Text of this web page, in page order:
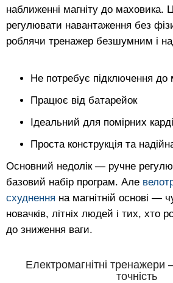
наближенні магніту до маховика.
регулювати навантаження без
роблячи тренажер безшумним і
Не потребує підключення до
Працює від батарейок
Ідеальний для помірних
Проста конструкція та
Основний недолік — ручне
базовий набір програм. Але
схуднення на магнітній основі —
новачків, літніх людей і тих, хто
до зниження ваги.
Електромагнітні тренажери
точність